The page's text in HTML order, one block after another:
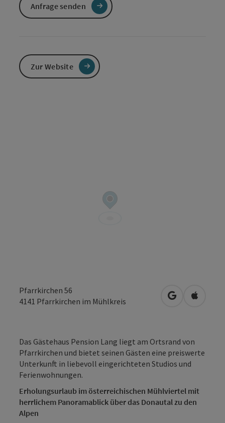
Pfarrkirchen 56
4141 Pfarrkirchen im Mühlkreis in Google
in
Das Gästehaus Pension Lang liegt am Ortsrand von
Pfarrkirchen und bietet seinen Gästen eine preiswerte
Unterkunft in liebevoll eingerichteten Studios und
Ferienwohnungen.
Erholungsurlaub im österreichischen Mühlviertel mit
herrlichem Panoramablick über das Donautal zu den
Alpen
Anfrage senden
Zur Website